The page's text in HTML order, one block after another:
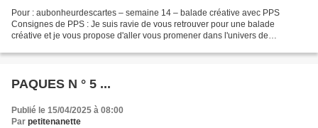
Pour : aubonheurdescartes – semaine 14 – balade créative avec PPS
Consignes de PPS : Je suis ravie de vous retrouver pour une balade
créative et je vous propose d'aller vous promener dans l'univers de
PAQUES N ° 5 ...
Publié le 15/04/2025 à 08:00
Par petitenanette